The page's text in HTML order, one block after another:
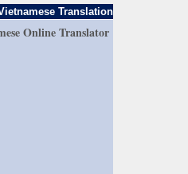
Translation
Online Translator